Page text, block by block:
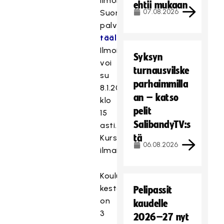
Suomisport-
palvelussa
täällä.
Ilmoittautua
voi
su
8.1.2023
klo
15
asti.
Kurssimaksu:
ilmainen
Koulutuksen
kesto
on
3
ehtii mukaan
07.08.2026
Syksyn
turnausvilske
parhaimmilla
an – katso
pelit
SalibandyTV:s
tä
06.08.2026
Pelipassit
kaudelle
2026–27 nyt